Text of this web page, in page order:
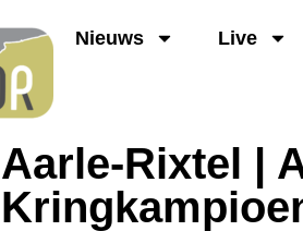
Nieuws Live
Aarle-Rixtel |